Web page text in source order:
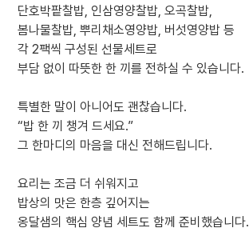
단호박팥찰밥, 인삼영양찰밥, 오곡찰밥,
봄나물찰밥, 뿌리채소영양밥, 버섯영양밥 등
각 2팩씩 구성된 선물세트로
부담 없이 따뜻한 한 끼를 전하실 수 있습니다.
특별한 말이 아니어도 괜찮습니다.
“밥 한 끼 챙겨 드세요.”
그 한마디의 마음을 대신 전해드립니다.
요리는 조금 더 쉬워지고
밥상의 맛은 한층 깊어지는
옹달샘의 핵심 양념 세트도 함께 준비했습니다.